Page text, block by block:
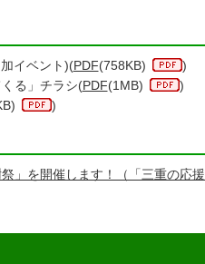
イベント)(PDF(758KB)
)
る」チラシ(PDF(1MB)
)
)
」を開催します！（「三重の応